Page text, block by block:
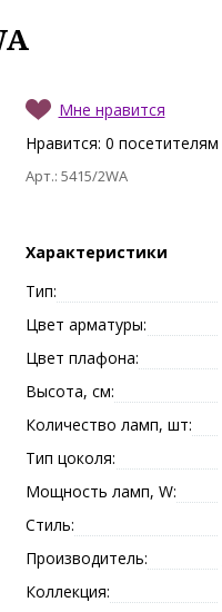
Мне нравится
Нравится: 0 посетителям
Арт.: 5415/2WA
Характеристики
Тип:
Цвет арматуры:
Цвет плафона:
Высота, см:
Количество ламп, шт:
Тип цоколя:
Мощность ламп, W:
Стиль:
Производитель:
Коллекция: